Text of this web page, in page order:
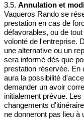
3.5. Annulation et
Vaqueros Rando se
prestation en cas de
défavorables, ou de
volonté de l'entreprise.
une alternative ou un
sera informé dès que
prestation réservée. En
aura la possibilité
demander un avoir
initialement prévue.
changements
ne donneront pas lieu à